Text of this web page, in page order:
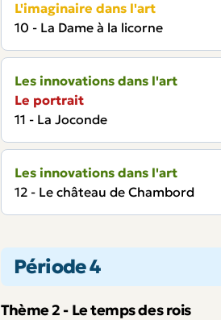
L'imaginaire dans l'art
10 - La Dame à la licorne
Les innovations dans l'art
Le portrait
11 - La Joconde
Les innovations dans l'art
12 - Le château de Chambord
Période 4
Thème 2 - Le temps des rois